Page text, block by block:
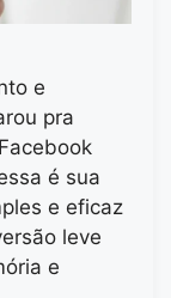
e
pra
é sua
e eficaz
leve
e